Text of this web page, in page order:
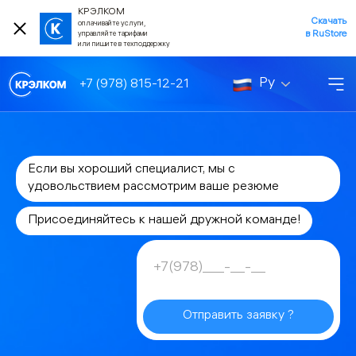
КРЭЛКОМ
оплачивайте услуги,
управляйте тарифами
или пишите в техподдержку
Скачать
в RuStore
+7 (978) 815-12-21 Ру
Если вы хороший специалист, мы с
удовольствием рассмотрим ваше резюме
Присоединяйтесь к нашей дружной команде!
Отправить заявку ?